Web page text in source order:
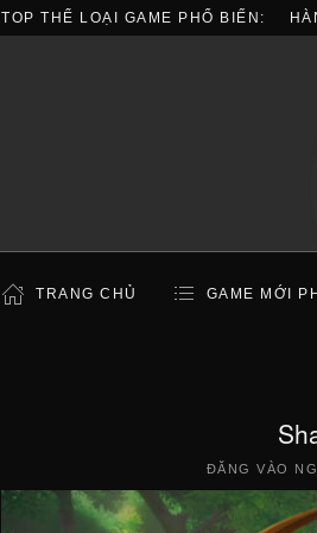
TOP THỂ LOẠI GAME PHỔ BIẾN:
TRANG CHỦ GAME MỚI
ĐĂNG VÀO